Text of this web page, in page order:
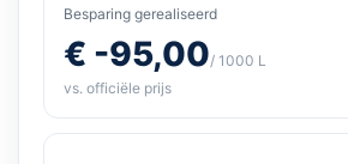
Besparing gerealiseerd
€ -95,00/ 1000 L
vs. officiële prijs